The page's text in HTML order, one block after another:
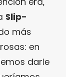
Slip-
más
en
darle